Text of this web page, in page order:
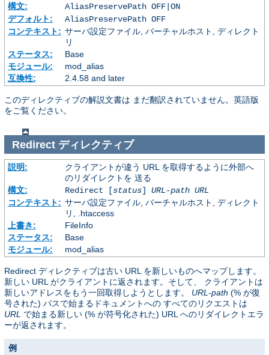
構文:
AliasPreservePath OFF|ON
デフォルト:
AliasPreservePath OFF
コンテキスト: サーバ設定ファイル, バーチャルホスト, ディレクト
リ
ステータス:
Base
モジュール:
mod_alias
互換性:
2.4.58 and later
このディレクティブの解説文書は まだ翻訳されていません。英語版
をご覧ください。
Redirectディレクティブ
説明:
クライアントが違う URL を取得するように外部へ
のリダイレクトを 送る
構文:
Redirect [status] URL-path URL
コンテキスト: サーバ設定ファイル, バーチャルホスト, ディレクト
リ, .htaccess
上書き:
FileInfo
ステータス:
Base
モジュール:
mod_alias
Redirect ディレクティブは古い URL を新しいものへマップします。
新しい URL がクライアントに返されます。そして、 クライアントは
新しいアドレスをもう一回取得しようとします。 URL-path (% が復
号された) パスで始まるドキュメントへの すべてのリクエストは
URL で始まる新しい (% が符号化された) URL へのリダイレクトエラ
ーが返されます。
例